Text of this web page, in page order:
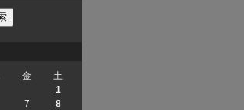
金
土
1
7
8